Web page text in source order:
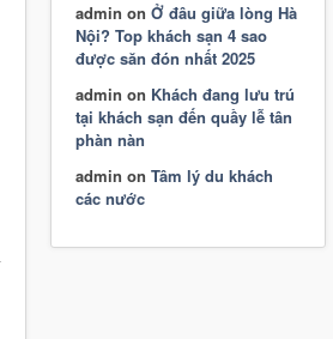
admin on Ở đâu giữa lòng Hà
Nội? Top khách sạn 4 sao
được săn đón nhất 2025
admin on Khách đang lưu trú
tại khách sạn đến quầy lễ tân
phàn nàn
admin on Tâm lý du khách
các nước